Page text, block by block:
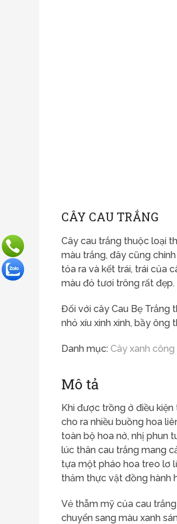
CÂY CAU TRẮNG
Cây cau trắng thuộc loại
màu trắng, đây cũng
tỏa ra và kết trái, trái của
màu đỏ tươi trông rất đẹp.
Đối với cây Cau Bẹ Trắng
nhỏ xíu xinh xinh, bầy ông
Danh mục:Cây xanh công
Mô tả
Khi được trồng ở điều
cho ra nhiều buồng hoa
toàn bộ hoa nở, nhị phun
lúc thân cau trắng mang
tựa một pháo hoa treo lơ
thảm thực vật đồng hành
Vẻ thẫm mỹ của cau
chuyển sang màu xanh